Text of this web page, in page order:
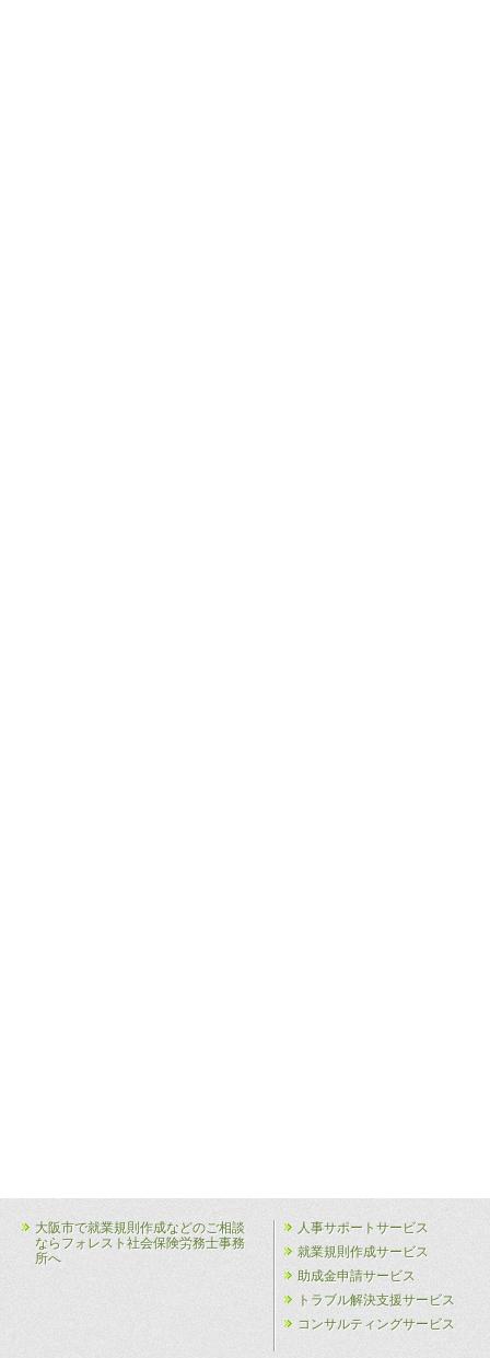
大阪市で就業規則作成などのご相談
ならフォレスト社会保険労務士事務
所へ
人事サポートサービス
就業規則作成サービス
助成金申請サービス
トラブル解決支援サービス
コンサルティングサービス